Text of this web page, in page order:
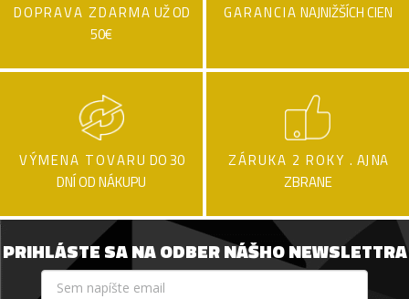
DOPRAVA ZDARMA UŽ OD
50€
GARANCIA NAJNIŽŠÍCH CIEN
VÝMENA TOVARU DO 30
DNÍ OD NÁKUPU
ZÁRUKA 2 ROKY . AJ NA
ZBRANE
PRIHLÁSTE SA NA ODBER NÁŠHO NEWSLETTRA